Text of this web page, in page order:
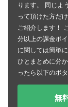
ります。 同じよ
って頂けた方だ
ご紹介します！
分以上の課金ポ
に関しては簡単
ひとまとめに分
ったら以下のボ
無